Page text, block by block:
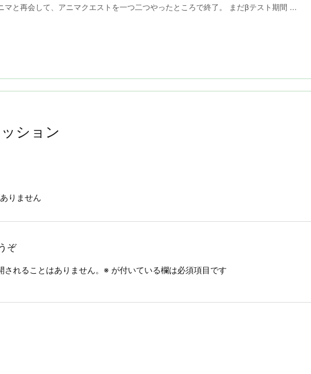
マと再会して、アニマクエストを一つ二つやったところで終了。 まだβテスト期間 ...
ション
りません
ぞ
されることはありません。 ※ が付いている欄は必須項目です